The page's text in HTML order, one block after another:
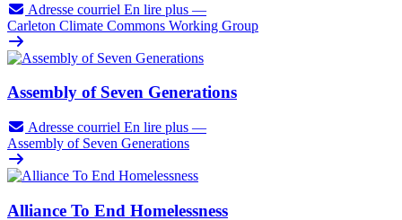
Adresse courriel En lire plus —
Carleton Climate Commons Working Group
Assembly of Seven Generations
Adresse courriel En lire plus —
Assembly of Seven Generations
Alliance To End Homelessness